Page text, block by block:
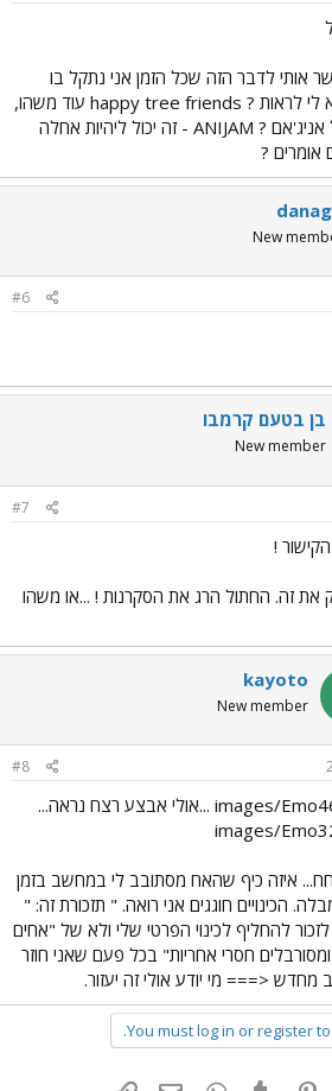
אותי לדבר הזה שכל הזמן אני נתקל בו
בפורום ולא יצא לי לראות ? happy tree friends עוד משהו,
מה דעתכם על אניג'אם ? ANIJAM - זה יכול ליהיות אחלה
?
New
#6
בן בטעם קרמבו
New member
#7
!
את זה. החתול הרג את הסקרנות ! ...או משהו
kayoto
New member
#8
../images/Emo46.gif ...אולי אבצע רצח נראה...
איזה כיף שהאח מסתובב לי במחשב בזמן
הכינויים חוגגים אני רואה. " תזכורת זה: "
להחליף לכינוי הפרטי שלי ולא של "אחים
חסרי אחריות" בכל פעם שאני חוזר
<=== מי יודע אולי זה יעזור.
You must log in or register